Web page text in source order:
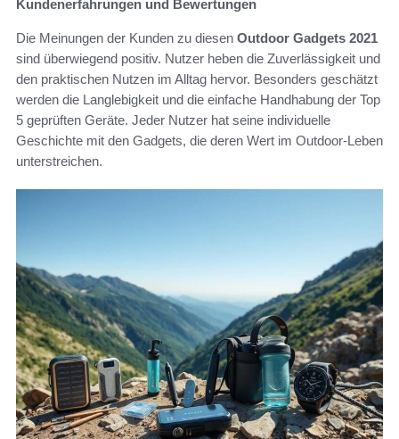
Kundenerfahrungen und Bewertungen
Die Meinungen der Kunden zu diesen Outdoor Gadgets 2021
sind überwiegend positiv. Nutzer heben die Zuverlässigkeit und
den praktischen Nutzen im Alltag hervor. Besonders geschätzt
werden die Langlebigkeit und die einfache Handhabung der Top
5 geprüften Geräte. Jeder Nutzer hat seine individuelle
Geschichte mit den Gadgets, die deren Wert im Outdoor-Leben
unterstreichen.